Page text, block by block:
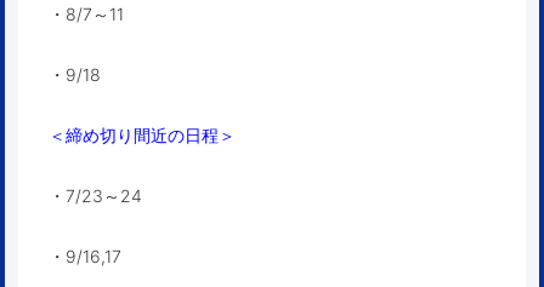
・8/7～11
・9/18
＜締め切り間近の日程＞
・7/23～24
・9/16,17